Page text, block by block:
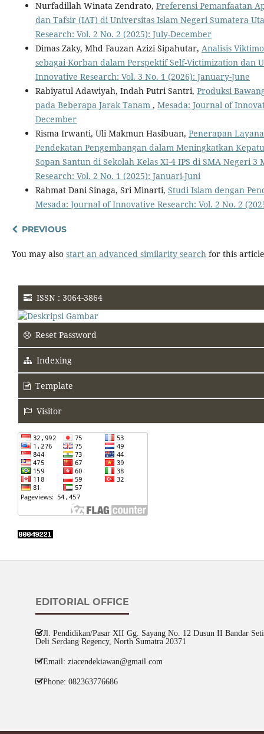
Nurfadillah Winata Zendrato, Preferensi Pemanfaatan
dan Tafsir (IAT) di Universitas Islam Negeri Sumatera
Research: Vol. 2 No. 2 (2025): July-December
Dimas Zaky, Mhd Fauzan Azizi Sipahutar, Analisis
sebagai Korban dalam Perspektif Self-Victimization dan
Innovative Research: Vol. 3 No. 1 (2026): January-June
Rabiyatul Adawiyah, Indah Putri Santri, Produksi
pada Beberapa Jarak Tanam , Mesada: Journal of
December
Risma Irwanti, Uli Makmun Hasibuan, Penerapan
Pendekatan Pengembangan dalam Meningkatkan
Sopan Santun di Sekolah Kelas XI-4 IPS di SMA Negeri 3
Research: Vol. 2 No. 1 (2025): Januari-Juni
Rahmat Dani Sinaga, Sri Minarti, Studi Islam dengan
Mesada: Journal of Innovative Research: Vol. 2 No. 2
PREVIOUS
You may also start an advanced similarity searchfor this
ISSN : 3064-3864
Reset Password
Indexing
Template
Visitor
EDITORIAL OFFICE
Jl. Pendidikan/Pasar XII Gg. Sayang No. 12 Dusun II Bandar
Deli Serdang Regency, North Sumatra 20371
Email: ziacendekiawan@gmail.com
Phone: 082363776686